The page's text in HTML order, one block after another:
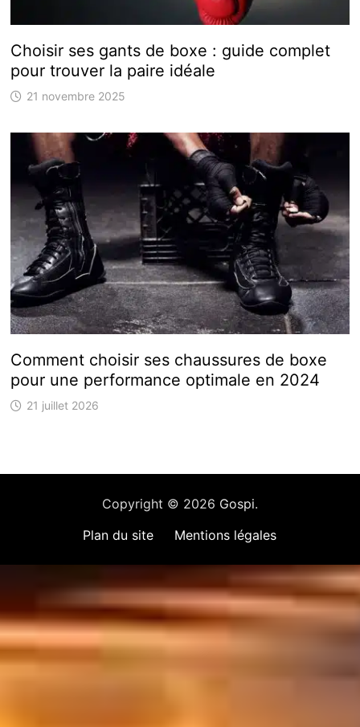
Choisir ses gants de boxe : guide complet
pour trouver la paire idéale
21 novembre 2025
Comment choisir ses chaussures de boxe
pour une performance optimale en 2024
21 juillet 2026
Copyright © 2026 Gospi.
Plan du site
Mentions légales